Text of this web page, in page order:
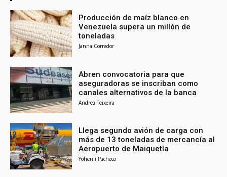
Producción de maíz blanco en
Venezuela supera un millón de
toneladas
Janna Corredor
Abren convocatoria para que
aseguradoras se inscriban como
canales alternativos de la banca
Andrea Teixeira
Llega segundo avión de carga con
más de 13 toneladas de mercancía al
Aeropuerto de Maiquetía
Yohenli Pacheco